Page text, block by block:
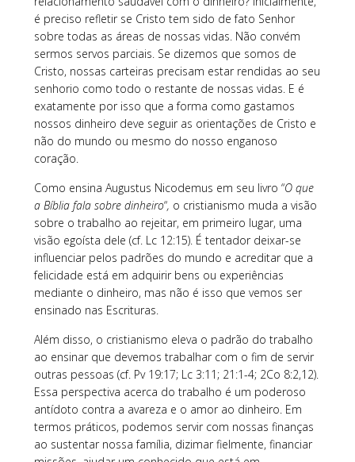
é preciso refletir se Cristo tem sido de fato Senhor
sobre todas as áreas de nossas vidas. Não convém
sermos servos parciais. Se dizemos que somos de
Cristo, nossas carteiras precisam estar rendidas ao seu
senhorio como todo o restante de nossas vidas. E é
exatamente por isso que a forma como gastamos
nossos dinheiro deve seguir as orientações de Cristo e
não do mundo ou mesmo do nosso enganoso
coração.
Como ensina Augustus Nicodemus em seu livro “O que
a Bíblia fala sobre dinheiro“, o cristianismo muda a visão
sobre o trabalho ao rejeitar, em primeiro lugar, uma
visão egoísta dele (cf. Lc 12:15). É tentador deixar-se
influenciar pelos padrões do mundo e acreditar que a
felicidade está em adquirir bens ou experiências
mediante o dinheiro, mas não é isso que vemos ser
ensinado nas Escrituras.
Além disso, o cristianismo eleva o padrão do trabalho
ao ensinar que devemos trabalhar com o fim de servir
outras pessoas (cf. Pv 19:17; Lc 3:11; 21:1-4; 2Co 8:2,12).
Essa perspectiva acerca do trabalho é um poderoso
antídoto contra a avareza e o amor ao dinheiro. Em
termos práticos, podemos servir com nossas finanças
ao sustentar nossa família, dizimar fielmente, financiar